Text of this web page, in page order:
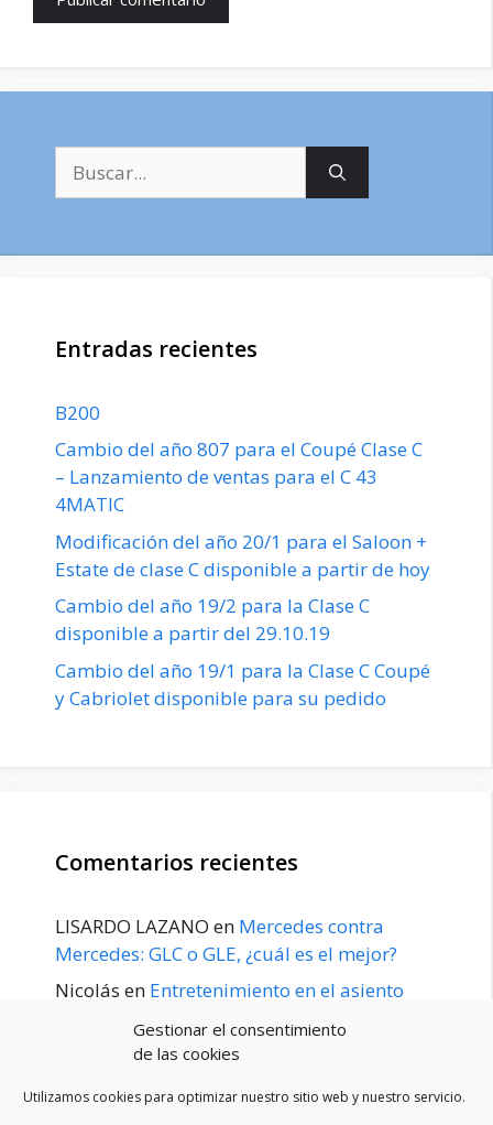
Gestionar el consentimiento
de las cookies
Utilizamos cookies para optimizar nuestro sitio web y nuestro servicio.
Entradas recientes
B200
Cambio del año 807 para el Coupé Clase C
– Lanzamiento de ventas para el C 43
4MATIC
Modificación del año 20/1 para el Saloon +
Estate de clase C disponible a partir de hoy
Cambio del año 19/2 para la Clase C
disponible a partir del 29.10.19
Cambio del año 19/1 para la Clase C Coupé
y Cabriolet disponible para su pedido
Comentarios recientes
LISARDO LAZANO en Mercedes contra
Mercedes: GLC o GLE, ¿cuál es el mejor?
Nicolás en Entretenimiento en el asiento
trasero para el GLE / GLS disponible a
principios de 2020